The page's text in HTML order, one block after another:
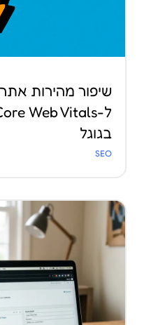
שיפור מהירות
בגוגל
SEO